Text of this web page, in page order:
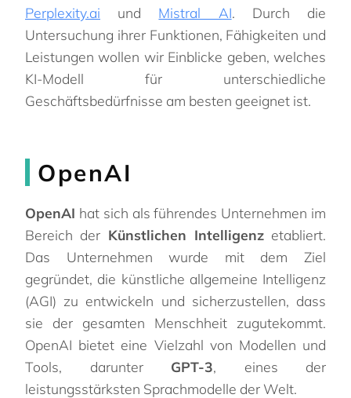
Perplexity.ai und Mistral AI. Durch die
Untersuchung ihrer Funktionen, Fähigkeiten und
Leistungen wollen wir Einblicke geben, welches
KI-Modell für unterschiedliche
Geschäftsbedürfnisse am besten geeignet ist.
OpenAI
OpenAI hat sich als führendes Unternehmen im
Bereich der Künstlichen Intelligenzetabliert.
Das Unternehmen wurde mit dem Ziel
gegründet, die künstliche allgemeine Intelligenz
(AGI) zu entwickeln und sicherzustellen, dass
sie der gesamten Menschheit zugutekommt.
OpenAI bietet eine Vielzahl von Modellen und
Tools, darunter GPT-3, eines der
leistungsstärksten Sprachmodelle der Welt.